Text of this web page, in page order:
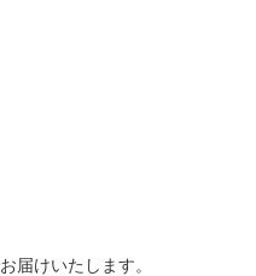
届けいたします。